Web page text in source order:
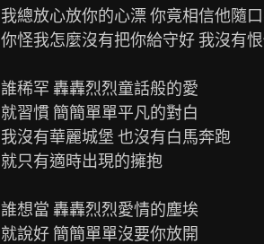
我總放心放你的心漂 你竟相信他隨
你怪我怎麼沒有把你給守好 我沒有
誰稀罕 轟轟烈烈童話般的愛
就習慣 簡簡單單平凡的對白
我沒有華麗城堡 也沒有白馬奔跑
就只有適時出現的擁抱
誰想當 轟轟烈烈愛情的塵埃
就說好 簡簡單單沒要你放開